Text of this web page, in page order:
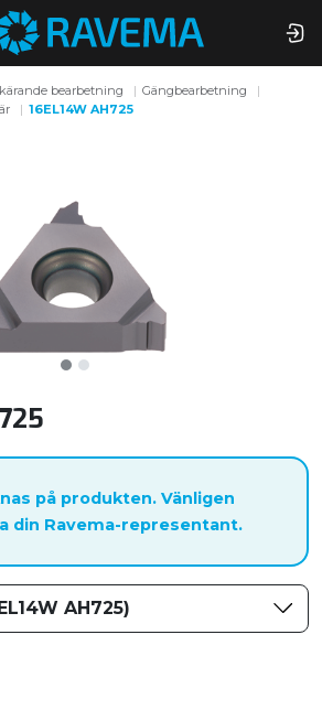
bearbetning
Gängbearbetning
16EL14W AH725
på produkten. Vänligen
din Ravema-representant.
AH725)